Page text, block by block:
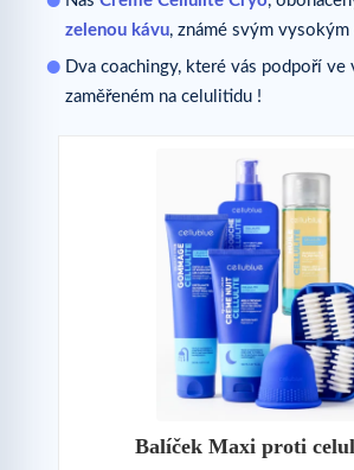
zelenou kávu, známé svým
Dva coachingy, které vás podpoří ve
zaměřeném na celulitidu !
Balíček Maxi proti